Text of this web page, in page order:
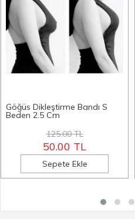
Göğüs Dikleştirme Bandı S
Beden 2.5 Cm
125.00 TL
50.00 TL
Sepete Ekle